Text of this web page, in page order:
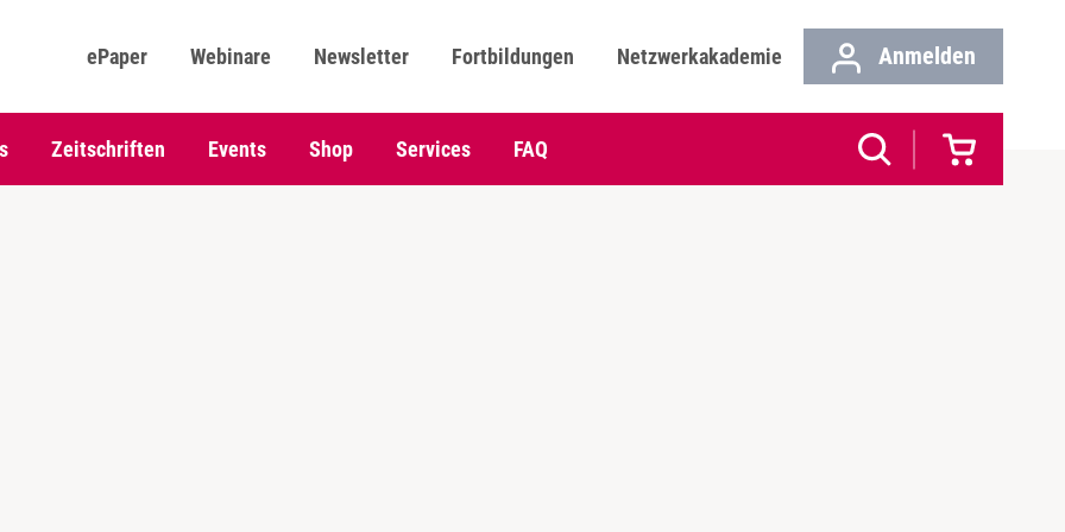
ePaper Webinare Newsletter Fortbildungen Netzwerkakademie Anmelden
Zeitschriften Events Shop Services FAQ